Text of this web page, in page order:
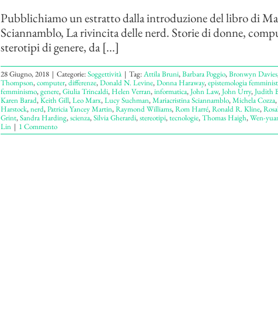
Pubblichiamo un estratto dalla introduzione del libro di
Sciannamblo, La rivincita delle nerd. Storie di donne,
sterotipi di genere, da [...]
28 Giugno, 2018 | Categorie:Soggettività | Tag:Attila Bruni,Barbara Poggio,Bronwyn Davies
Thompson,computer,differenze,Donald N. Levine,Donna Haraway,epistemologia
femminismo,genere,Giulia Trincaldi,Helen Verran,informatica,John Law,John Urry,Judith
Karen Barad,Keith Gill,Leo Marx,Lucy Suchman,Mariacristina Sciannamblo,Michela Cozza,
Harstock,nerd,Patricia Yancey Martin,Raymond Williams,Rom Harré,Ronald R. Kline,
Grint,Sandra Harding,scienza,Silvia Gherardi,stereotipi,tecnologie,Thomas Haigh,Wen-
Lin | 1 Commento